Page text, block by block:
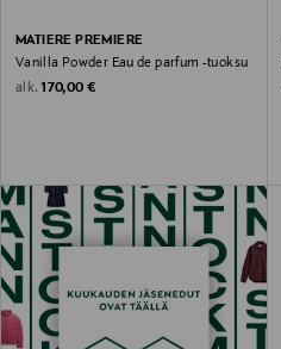
MATIERE PREMIERE
Vanilla Powder Eau de parfum -tuoksu
alk. Original Price
170,00 €